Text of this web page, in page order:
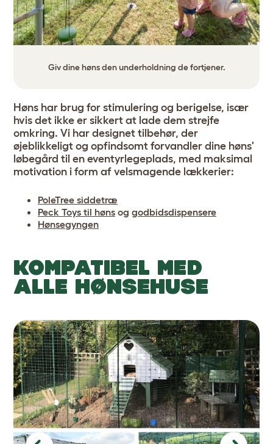
Giv dine høns den underholdning de fortjener.
Høns har brug for stimulering og berigelse, især
hvis det ikke er sikkert at lade dem strejfe
omkring. Vi har designet tilbehør, der
øjeblikkeligt og opfindsomt forvandler dine høns'
løbegård til en eventyrlegeplads, med maksimal
motivation i form af velsmagende lækkerier:
PoleTree siddetræ
Peck Toys til høns og godbidsdispensere
Hønsegyngen
KOMPATIBEL MED
ALLE HØNSEHUSE